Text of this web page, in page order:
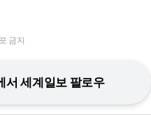
금지
서 세계일보 팔로우